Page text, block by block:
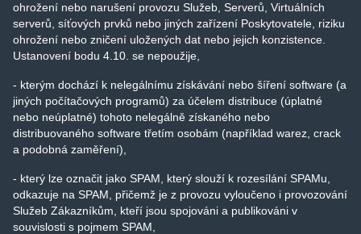
ohrožení nebo narušení provozu Služeb, Serverů, Virtuálních
serverů, síťových prvků nebo jiných zařízení Poskytovatele, riziku
ohrožení nebo zničení uložených dat nebo jejich konzistence.
Ustanovení bodu 4.10. se nepoužije,
- kterým dochází k nelegálnímu získávání nebo šíření software (a
jiných počítačových programů) za účelem distribuce (úplatné
nebo neúplatné) tohoto nelegálně získaného nebo
distribuovaného software třetím osobám (například warez, crack
a podobná zaměření),
- který lze označit jako SPAM, který slouží k rozesílání SPAMu,
odkazuje na SPAM, přičemž je z provozu vyloučeno i provozování
Služeb Zákazníkům, kteří jsou spojováni a publikováni v
souvislosti s pojmem SPAM,